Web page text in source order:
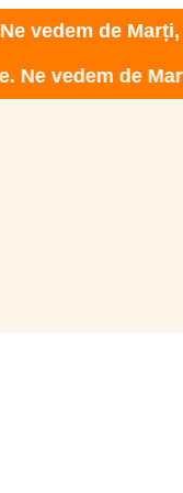
de Marți, 02
de Marți, 02